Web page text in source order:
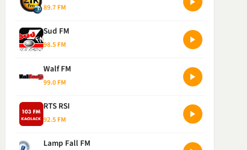
89.7 FM
Sud FM
98.5 FM
Walf FM
99.0 FM
RTS RSI
92.5 FM
Lamp Fall FM